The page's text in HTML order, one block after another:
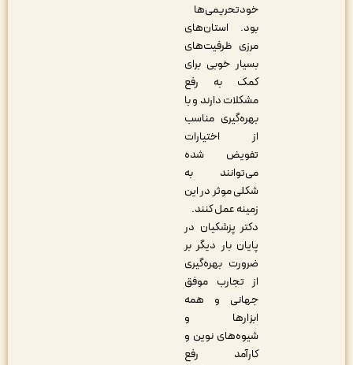
خودتحریمی‌ها
بود. استان‌های
مرزی ظرفیت‌های
بسیار خوبی برای
کمک به رفع
مشکلات دارند و با
بهره‌گیری مناسب
از اختیارات
تفویض شده
می‌توانند به
شکلی موثر در این
زمینه عمل کنند.
دکتر پزشکیان در
پایان بار دیگر بر
ضرورت بهره‌گیری
از تجارب موفق
جهانی و همه
ابزارها و
شیوه‌های نوین و
کارآمد رفع